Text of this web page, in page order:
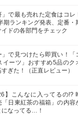
」で最も売れた定食はコレ
期ランキング発表、定番・
ドの各部門をチェック
」で見つけたら即買い！「
イーツ」おすすめ5品のク
ぎた！（正直レビュー）
】こんなに入ってるの!?
「日東紅茶の福箱」の内容
なってる…！